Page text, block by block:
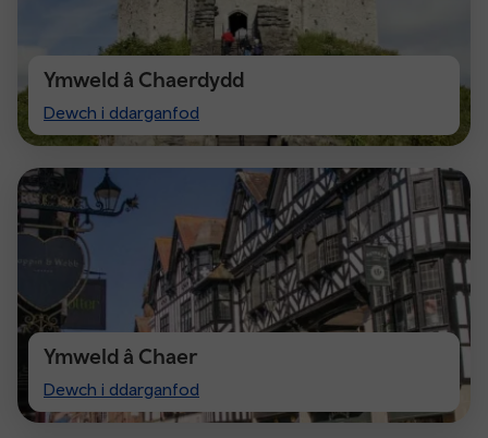
Ymweld â Chaerdydd
Dewch i ddarganfod
Visit
Cardiff
Ymweld â Chaer
Dewch i ddarganfod
Visit
Chester